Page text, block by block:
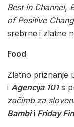
Best in Channel,
of Positive
srebrne i zlatne
Food
Zlatno priznanje
i Agencija 101s
začimb za
Bambii Friday